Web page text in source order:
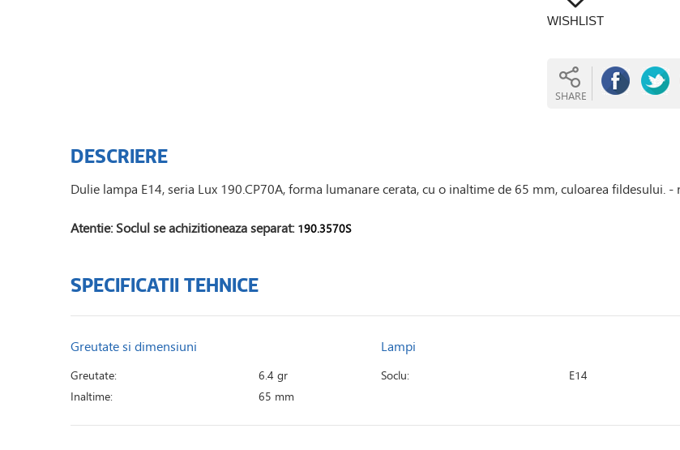
WISHLIST
SHARE
DESCRIERE
Dulie lampa E14, seria Lux 190.CP70A, forma lumanare cerata, cu o inaltime de 65 mm, culoarea fildesului. -
Atentie: Soclul se achizitioneaza separat:190.3570S
SPECIFICATII TEHNICE
Greutate si dimensiuni
Greutate:
6.4 gr
Inaltime:
65 mm
Lampi
Soclu: E14